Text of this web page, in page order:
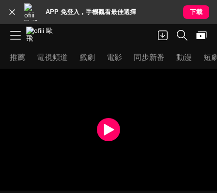
APP 免登入，手機觀看最佳選擇 下載
推薦 電視頻道 戲劇 電影 同步新番 動漫 短